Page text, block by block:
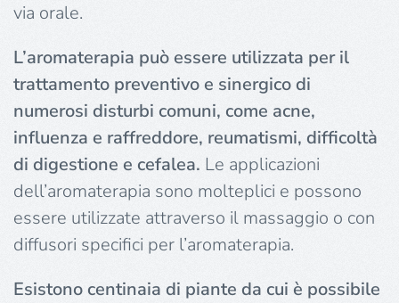
via orale.
L’aromaterapia può essere utilizzata per il
trattamento preventivo e sinergico di
numerosi disturbi comuni, come acne,
influenza e raffreddore, reumatismi, difficoltà
di digestione e cefalea. Le applicazioni
dell’aromaterapia sono molteplici e possono
essere utilizzate attraverso il massaggio o con
diffusori specifici per l’aromaterapia.
Esistono centinaia di piante da cui è possibile